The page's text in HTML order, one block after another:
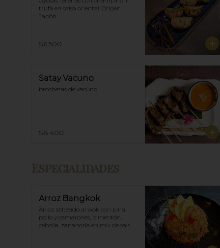
trufa en salsa oriental. Origen
Japón
$6.500
Satay Vacuno
brochetas de vacuno
$8.400
Arroz Bangkok
Arroz salteado al wok con piña,
pollo y camarones, pimentón,
cebolla, zanahoria en mix de salsa